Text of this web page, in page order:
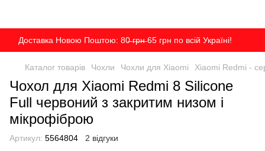
Доставка Новою Поштою: 80̶ ̶г̶р̶н̶ 65 грн по всій Україні!
Каталог товарів Чохли Чохли для Xiaomi Xiaomi Redmi -
Чохол для Xiaomi Redmi 8 Silicone
Full червоний з закритим низом і
мікрофіброю
Артикул: 5564804 2 відгуки